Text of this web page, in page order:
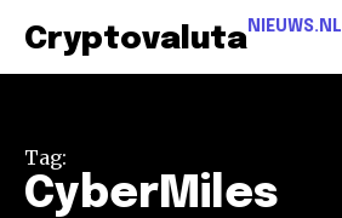
Cryptovaluta NIEUWS.NL
Tag:
CyberMiles